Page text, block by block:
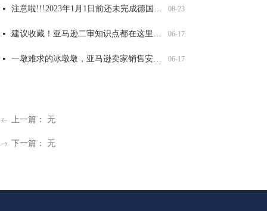
ꂃ 上一篇： 无
ꁹ 下一篇： 无
08-23
06-17
06-17